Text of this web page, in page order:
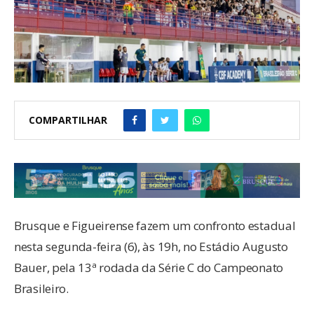
COMPARTILHAR
Brusque e Figueirense fazem um confronto estadual
nesta segunda-feira (6), às 19h, no Estádio Augusto
Bauer, pela 13ª rodada da Série C do Campeonato
Brasileiro.